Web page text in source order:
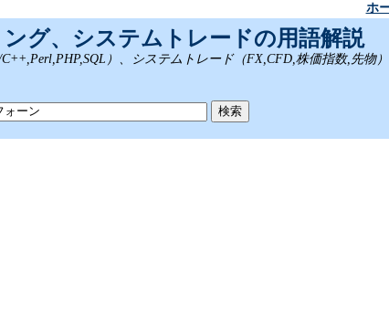
ホ
グ、システムトレードの用語解説
）、システムトレード（FX,CFD,株価指数,先物